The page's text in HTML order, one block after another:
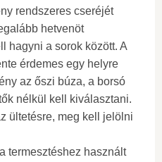
rendszeres cseréjét
hetvenöt
hagyni a sorok között. A
érdemes egy helyre
az őszi búza, a borsó
nélkül kell kiválasztani.
ültetésre, meg kell jelölni
termesztéshez használt